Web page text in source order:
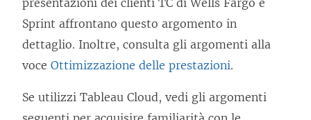
t
o
v
i
e
n
m
e
n
o
Sprint affrontano questo argomento in
dettaglio. Inoltre, consulta gli argomenti alla
voce Ottimizzazione delle prestazioni.
Se utilizzi Tableau Cloud, vedi gli argomenti